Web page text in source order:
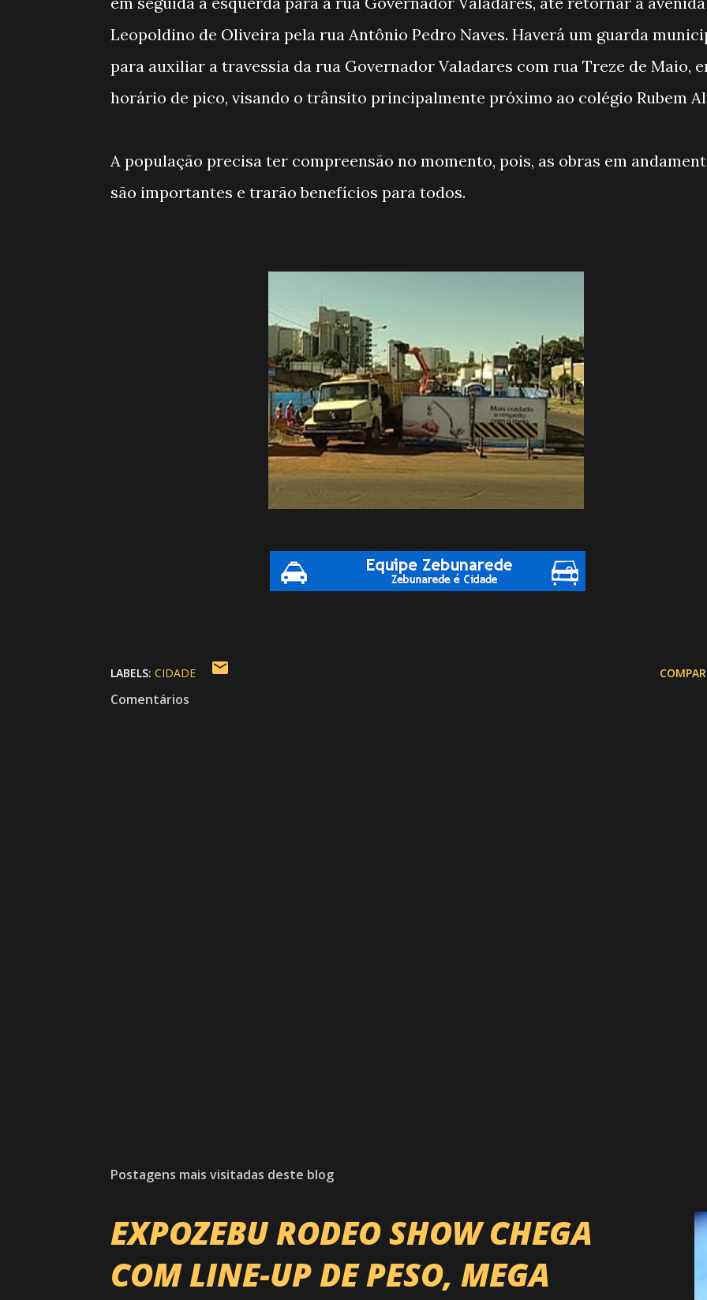
Leopoldino de Oliveira pela rua Antônio Pedro Naves. Haverá um guarda
para auxiliar a travessia da rua Governador Valadares com rua Treze de Maio,
horário de pico, visando o trânsito principalmente próximo ao colégio Rubem
A população precisa ter compreensão no momento, pois, as obras em
são importantes e trarão benefícios para todos.
LABELS: CIDADE
Comentários
Postagens mais visitadas deste blog
EXPOZEBU RODEO SHOW CHEGA
COM LINE-UP DE PESO, MEGA